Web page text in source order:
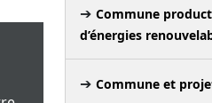
Commune
d’énergies
Commune et